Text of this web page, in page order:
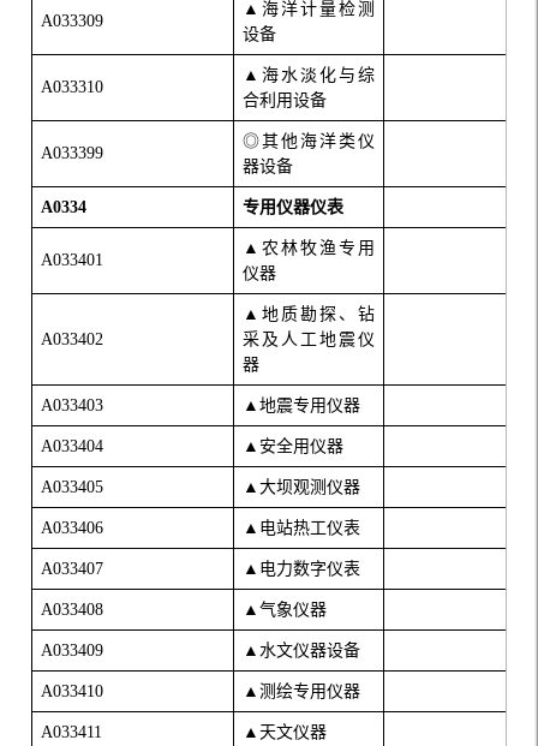
A033309
▲海洋计量检测
设备
A033310
▲海水淡化与综
合利用设备
A033399
◎其他海洋类仪
器设备
A0334 专用仪器仪表
A033401
▲农林牧渔专用
仪器
A033402
▲地质勘探、钻
采及人工地震仪
器
A033403 ▲地震专用仪器
A033404 ▲安全用仪器
A033405 ▲大坝观测仪器
A033406 ▲电站热工仪表
A033407 ▲电力数字仪表
A033408 ▲气象仪器
A033409 ▲水文仪器设备
A033410 ▲测绘专用仪器
A033411 ▲天文仪器